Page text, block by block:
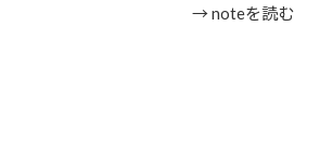
→ noteを読む